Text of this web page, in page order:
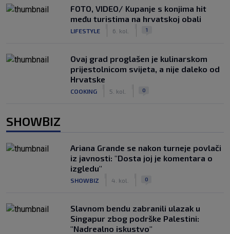
FOTO, VIDEO/ Kupanje s konjima hit
među turistima na hrvatskoj obali
LIFESTYLE 6. kol. 1
Ovaj grad proglašen je kulinarskom
prijestolnicom svijeta, a nije daleko od
Hrvatske
COOKING 5. kol. 0
SHOWBIZ
Ariana Grande se nakon turneje povlači
iz javnosti: "Dosta joj je komentara o
izgledu"
SHOWBIZ 4. kol. 0
Slavnom bendu zabranili ulazak u
Singapur zbog podrške Palestini:
"Nadrealno iskustvo"